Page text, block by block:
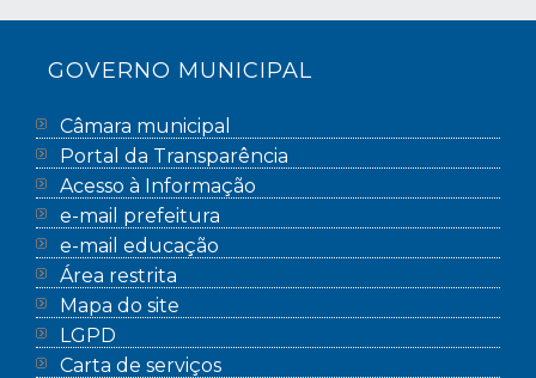
GOVERNO MUNICIPAL
Câmara municipal
Portal da Transparência
Acesso à Informação
e-mail prefeitura
e-mail educação
Área restrita
Mapa do site
LGPD
Carta de serviços